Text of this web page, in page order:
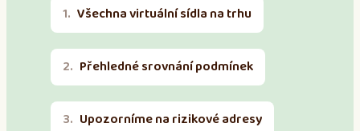
Všechna virtuální sídla na trhu
Přehledné srovnání podmínek
Upozorníme na rizikové adresy